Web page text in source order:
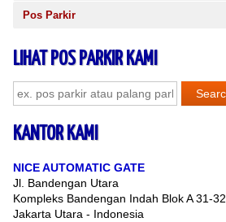
Pos Parkir
LIHAT POS PARKIR KAMI
KANTOR KAMI
NICE AUTOMATIC GATE
Jl. Bandengan Utara
Kompleks Bandengan Indah Blok A 31-32
Jakarta Utara - Indonesia